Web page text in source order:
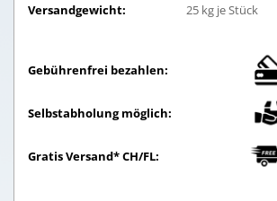
Versandgewicht:
25kg je Stück
Gebührenfrei bezahlen:
Selbstabholung möglich:
Gratis Versand* CH/FL: